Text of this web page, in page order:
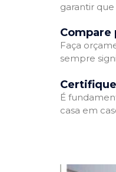
garantir
Faça
sempre
É
casa em